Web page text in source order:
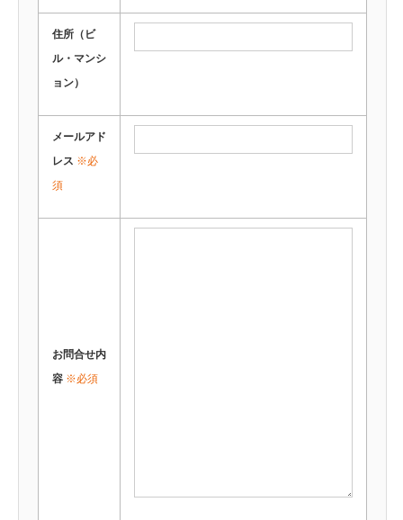
住所（ビ
ル・マンシ
ョン）
メールアド
レス ※必
須
お問合せ内
容 ※必須